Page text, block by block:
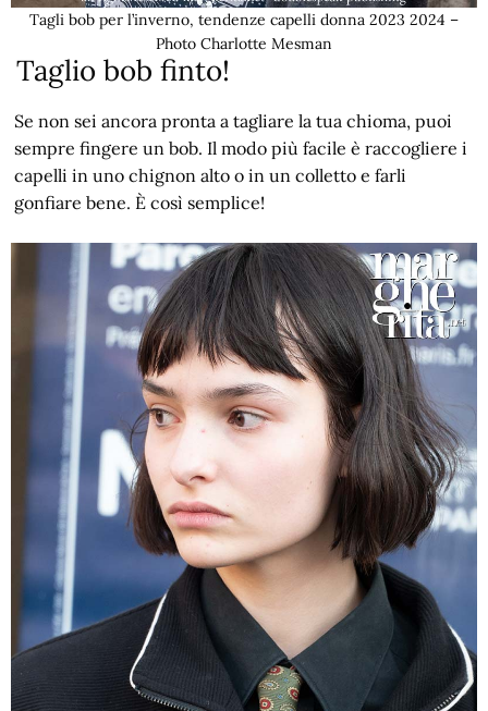
Tagli bob per l’inverno, tendenze capelli donna 2023 2024 –
Photo Charlotte Mesman
Taglio bob finto!
Se non sei ancora pronta a tagliare la tua chioma, puoi
sempre fingere un bob. Il modo più facile è raccogliere i
capelli in uno chignon alto o in un colletto e farli
gonfiare bene. È così semplice!